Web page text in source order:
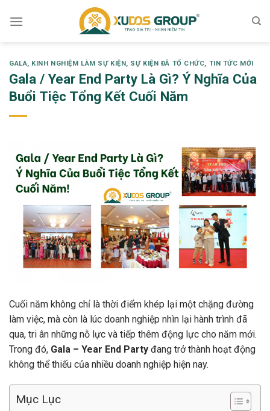
GALA, KINH NGHIỆM LÀM SỰ KIỆN, SỰ KIỆN ĐÃ TỔ CHỨC, TIN TỨC MỚI
Gala / Year End Party Là Gì? Ý Nghĩa Của
Buổi Tiệc Tổng Kết Cuối Năm
Cuối năm không chỉ là thời điểm khép lại một chặng đường
làm việc, mà còn là lúc doanh nghiệp nhìn lại hành trình đã
qua, tri ân những nỗ lực và tiếp thêm động lực cho năm mới.
Trong đó, Gala – Year End Party đang trở thành hoạt động
không thể thiếu của nhiều doanh nghiệp hiện nay.
Mục Lục